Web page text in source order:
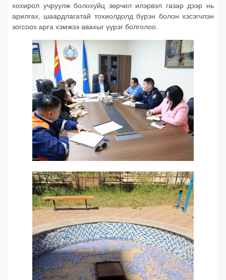
хохирол учруулж болохуйц зөрчил илэрвэл газар дээр нь
арилгах, шаардлагатай тохиолдолд бүрэн болон хэсэгчлэн
зогсоох арга хэмжээ авахыг үүрэг болголоо.